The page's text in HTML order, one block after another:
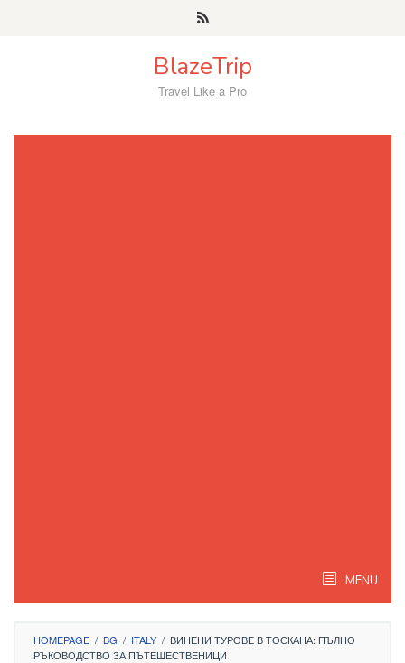
BlazeTrip
Travel Like a Pro
MENU
HOMEPAGE / BG / ITALY / ВИНЕНИ ТУРОВЕ В ТОСКАНА: ПЪЛНО
РЪКОВОДСТВО ЗА ПЪТЕШЕСТВЕНИЦИ